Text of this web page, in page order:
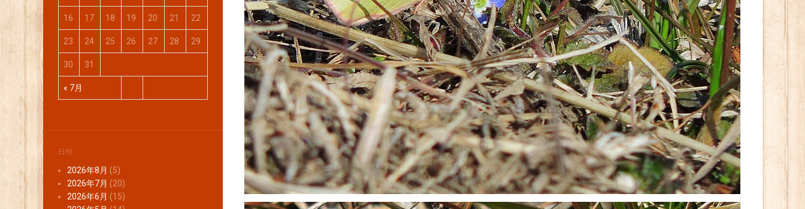
« 7月
16 17 18 19 20 21 22
23 24 25 26 27 28 29
30 31
日付
2026年8月 (5)
2026年7月 (20)
2026年6月 (15)